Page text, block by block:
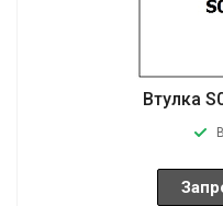
Втулка